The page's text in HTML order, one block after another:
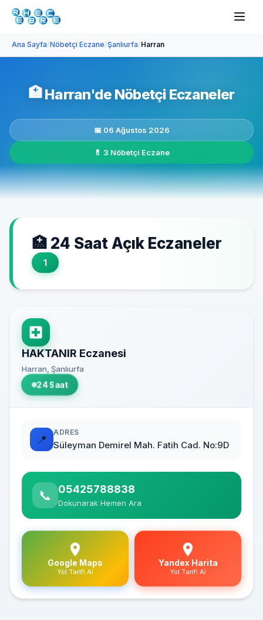
Ana Sayfa/Nöbetçi Eczane/Şanlıurfa/Harran
🏥Harran'de Nöbetçi Eczaneler
📅 06 Ağustos 2026
💊 3 Nöbetçi Eczane
🏥 24 Saat Açık Eczaneler
1
HAKTANIR Eczanesi
Harran, Şanlıurfa
24 Saat
📍
ADRES
Süleyman Demirel Mah. Fatih Cad. No:9D
📞 05425788838
Dokunarak Hemen Ara
Google Maps
Yol Tarifi Al
Yandex Harita
Yol Tarifi Al